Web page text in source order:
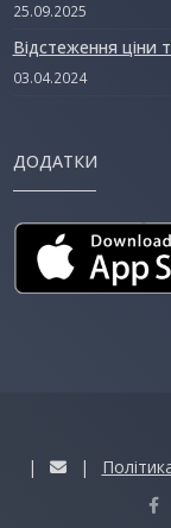
25.09.2025
Відстеження ціни
03.04.2024
ДОДАТКИ
|
|